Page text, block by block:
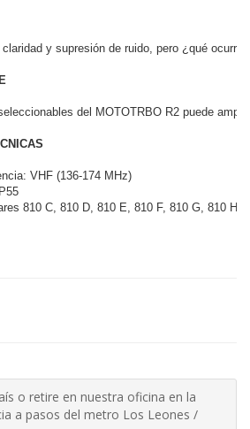
y supresión de ruido, pero ¿qué
del MOTOTRBO R2 puede
VHF (136-174 MHz)
810 C, 810 D, 810 E, 810 F, 810 G, 810 H
o retire en nuestra oficina en la
a pasos del metro Los Leones /